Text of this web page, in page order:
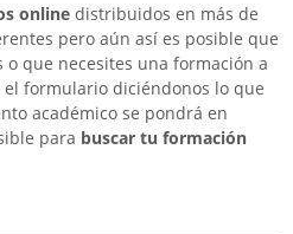
online distribuidos en más de
pero aún así es posible que
que necesites una formación a
el formulario diciéndonos lo que
académico se pondrá en
para buscar tu formación